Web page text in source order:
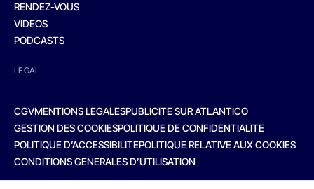
RENDEZ-VOUS
VIDEOS
PODCASTS
LEGAL
CGVMENTIONS LEGALESPUBLICITE SUR ATLANTICO
GESTION DES COOKIESPOLITIQUE DE CONFIDENTIALITE
POLITIQUE D’ACCESSIBILITEPOLITIQUE RELATIVE AUX COOKIES
CONDITIONS GENERALES D’UTILISATION